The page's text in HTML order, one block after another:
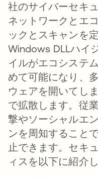
社のサイバーセキ
ネットワークとエ
ックとスキャンを
Windows DLLハイ
イルがエコシステ
めて可能になり、
ウェアを開いてし
で拡散します。従
撃やソーシャルエ
ンを周知すること
止できます。セキ
ィスを以下に紹介し